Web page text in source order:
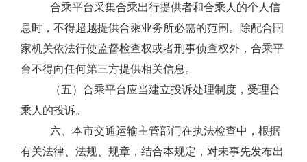
合乘平台采集合乘出行提供者和合乘人的个人信
息时，不得超越提供合乘业务所必需的范围。除配合国
家机关依法行使监督检查权或者刑事侦查权外，合乘平
台不得向任何第三方提供相关信息。
（五）合乘平台应当建立投诉处理制度，受理合
乘人的投诉。
六 、本市交通运输主管部门在执法检查中，根据
有关法律、法规、规章，结合本规定，对未事先发布出